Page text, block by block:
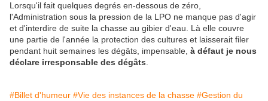
Lorsqu'il fait quelques degrés en-dessous de zéro,
l'Administration sous la pression de la LPO ne manque pas d'agir
et d'interdire de suite la chasse au gibier d'eau. Là elle couvre
une partie de l'année la protection des cultures et laisserait filer
pendant huit semaines les dégâts, impensable, à défaut je nous
déclare irresponsable des dégâts
#Billet d'humeur #Vie des instances de la chasse #Gestion du